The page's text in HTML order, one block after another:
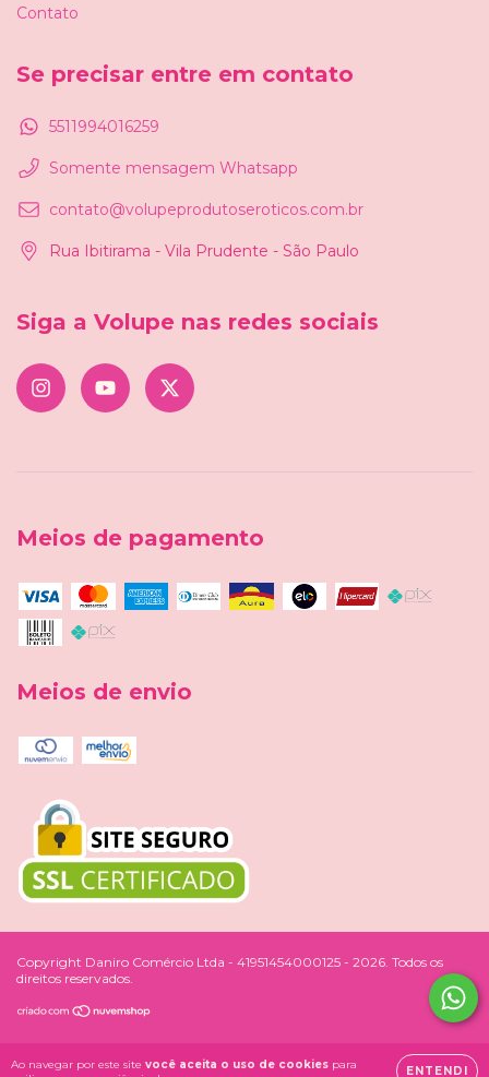
Ao navegar por este site você aceita o uso de cookies para
ENTENDI
Contato
Se precisar entre em contato
5511994016259
Somente mensagem Whatsapp
contato@volupeprodutoseroticos.com.br
Rua Ibitirama - Vila Prudente - São Paulo
Siga a Volupe nas redes sociais
Meios de pagamento
Meios de envio
Copyright Daniro Comércio Ltda - 41951454000125 - 2026. Todos os
direitos reservados.